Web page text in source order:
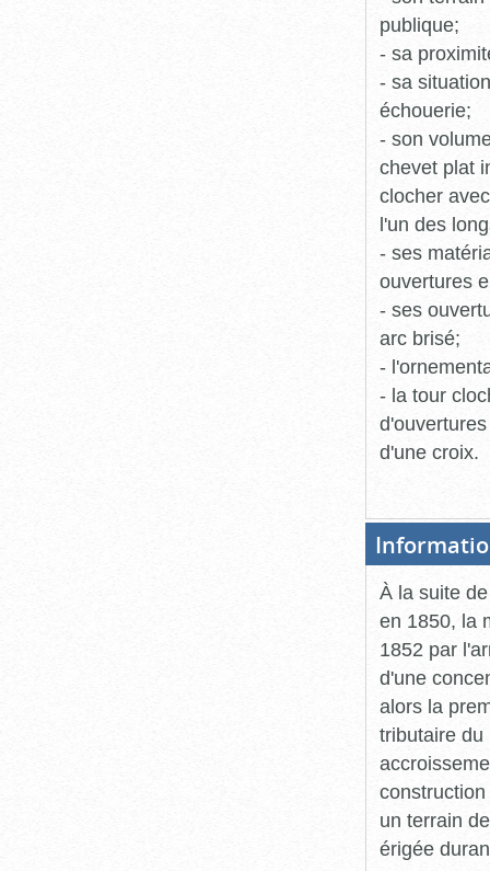
publique;
- sa
- sa
échouerie;
- son
chevet plat
clocher
l'un des
- ses
ouvertures
- ses
arc brisé;
-
- la tour
d'une croix.
À la suite
en 1850, la
1852 par
d'une
alors la
tributaire du
un terrain
érigée